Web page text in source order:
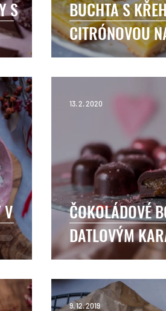
S
BUCHTA S
CITRÓNOVOU
V
ČOKOLÁDOVÉ
DATLOVÝM
13. 2. 2020
9. 12. 2019